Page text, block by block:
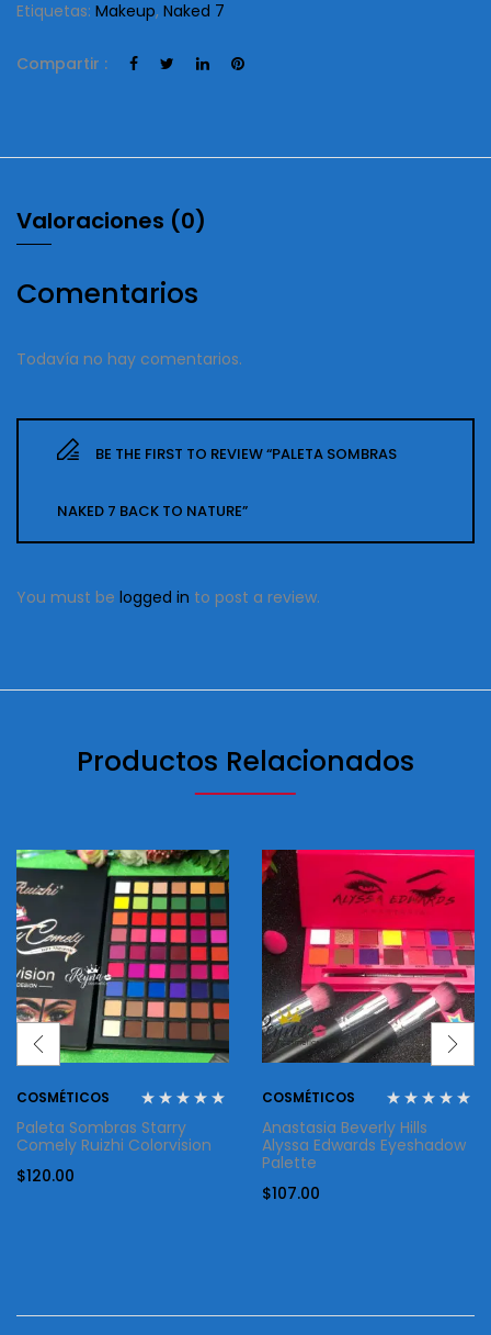
Etiquetas: Makeup, Naked 7
Compartir :
Valoraciones (0)
Comentarios
Todavía no hay comentarios.
BE THE FIRST TO REVIEW “PALETA SOMBRAS
NAKED 7 BACK TO NATURE”
You must be logged in to post a review.
Productos Relacionados
COSMÉTICOS
Paleta Sombras Starry
Comely Ruizhi Colorvision
$120.00
COSMÉTICOS
Anastasia Beverly Hills
Alyssa Edwards Eyeshadow
Palette
$107.00